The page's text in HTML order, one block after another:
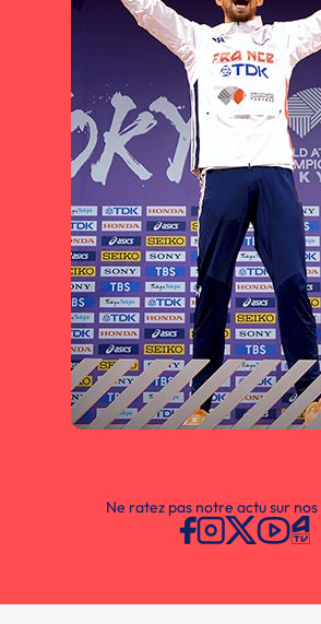
Ne ratez pas notre actu sur nos